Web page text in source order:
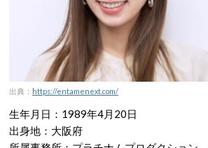
出典： https://entamenext.com/
生年月日：1989年4月20日
出身地：大阪府